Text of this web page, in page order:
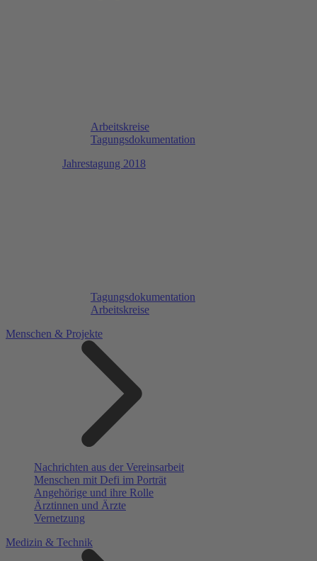
Arbeitskreise
Tagungsdokumentation
Jahrestagung 2018
Tagungsdokumentation
Arbeitskreise
Menschen & Projekte
Nachrichten aus der Vereinsarbeit
Menschen mit Defi im Porträt
Angehörige und ihre Rolle
Ärztinnen und Ärzte
Vernetzung
Medizin & Technik